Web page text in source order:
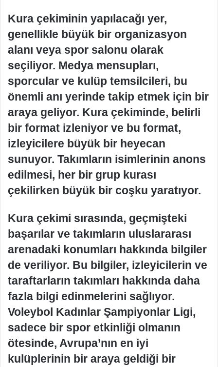
Kura çekiminin yapılacağı yer,
genellikle büyük bir organizasyon
alanı veya spor salonu olarak
seçiliyor. Medya mensupları,
sporcular ve kulüp temsilcileri, bu
önemli anı yerinde takip etmek için bir
araya geliyor. Kura çekiminde, belirli
bir format izleniyor ve bu format,
izleyicilere büyük bir heyecan
sunuyor. Takımların isimlerinin anons
edilmesi, her bir grup kurası
çekilirken büyük bir coşku yaratıyor.
Kura çekimi sırasında, geçmişteki
başarılar ve takımların uluslararası
arenadaki konumları hakkında bilgiler
de veriliyor. Bu bilgiler, izleyicilerin ve
taraftarların takımları hakkında daha
fazla bilgi edinmelerini sağlıyor.
Voleybol Kadınlar Şampiyonlar Ligi,
sadece bir spor etkinliği olmanın
ötesinde, Avrupa’nın en iyi
kulüplerinin bir araya geldiği bir